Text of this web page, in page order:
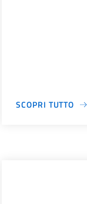
SCOPRI TUTTO